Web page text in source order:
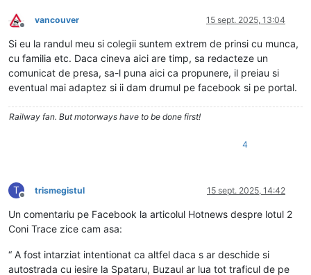
Deconectat
vancouver 15 sept. 2025, 13:04
Si eu la randul meu si colegii suntem extrem de prinsi cu munca,
cu familia etc. Daca cineva aici are timp, sa redacteze un
comunicat de presa, sa-l puna aici ca propunere, il preiau si
eventual mai adaptez si ii dam drumul pe facebook si pe portal.
Railway fan. But motorways have to be done first!
4
T
Deconectat
trismegistul 15 sept. 2025, 14:42
Un comentariu pe Facebook la articolul Hotnews despre lotul 2
Coni Trace zice cam asa:
“ A fost intarziat intentionat ca altfel daca s ar deschide si
autostrada cu iesire la Spataru, Buzaul ar lua tot traficul de pe